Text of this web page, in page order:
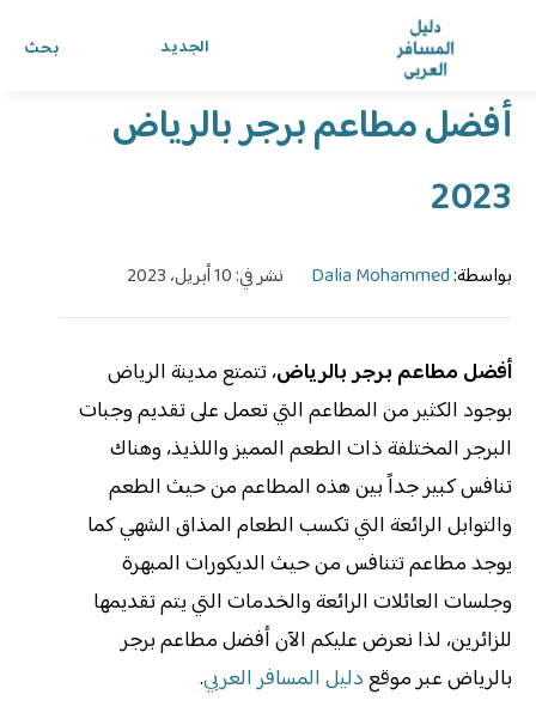
بحث الجديد
دليل المسافر العربي ›الدليل›
أفضل مطاعم برجر بالرياض
2023
بواسطة:Dalia Mohammed نشر في: 10 أبريل، 2023
أفضل مطاعم برجر بالرياض، تتمتع مدينة الرياض
بوجود الكثير من المطاعم التي تعمل على تقديم وجبات
البرجر المختلفة ذات الطعم المميز واللذيذ، وهناك
تنافس كبير جداً بين هذه المطاعم من حيث الطعم
والتوابل الرائعة التي تكسب الطعام المذاق الشهي كما
يوجد مطاعم تتنافس من حيث الديكورات المبهرة
وجلسات العائلات الرائعة والخدمات التي يتم تقديمها
للزائرين، لذا نعرض عليكم الآن أفضل مطاعم برجر
بالرياض عبر موقعدليل المسافر العربي.